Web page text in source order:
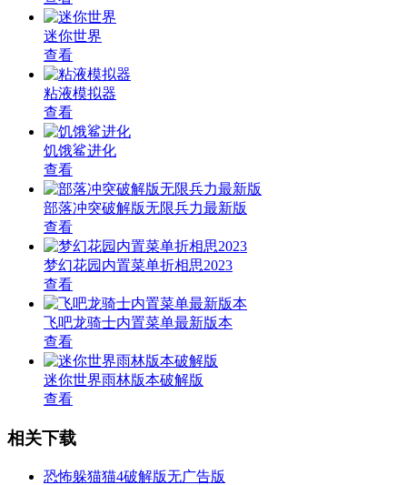
迷你世界
查看
粘液模拟器
查看
饥饿鲨进化
查看
部落冲突破解版无限兵力最新版
查看
梦幻花园内置菜单折相思2023
查看
飞吧龙骑士内置菜单最新版本
查看
迷你世界雨林版本破解版
查看
相关下载
恐怖躲猫猫4破解版无广告版